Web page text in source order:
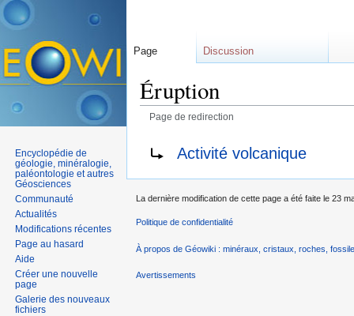
Éruption
Page de redirection
Rediriger vers :
Activité volcanique
Page Discussion
Encyclopédie de
géologie, minéralogie,
paléontologie et autres
Géosciences
Communauté
Actualités
Modifications récentes
Page au hasard
Aide
Créer une nouvelle
page
Galerie des nouveaux
fichiers
La dernière modification de cette page a été faite le 23
Politique de confidentialité
À propos de Géowiki : minéraux, cristaux, roches,
Avertissements